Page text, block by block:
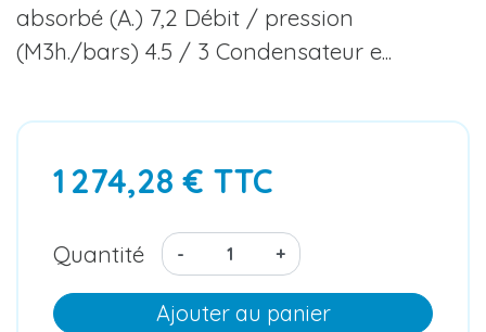
absorbé (A.) 7,2 Débit / pression
(M3h./bars) 4.5 / 3 Condensateur e...
1 274,28 € TTC
Quantité - +
Ajouter au panier